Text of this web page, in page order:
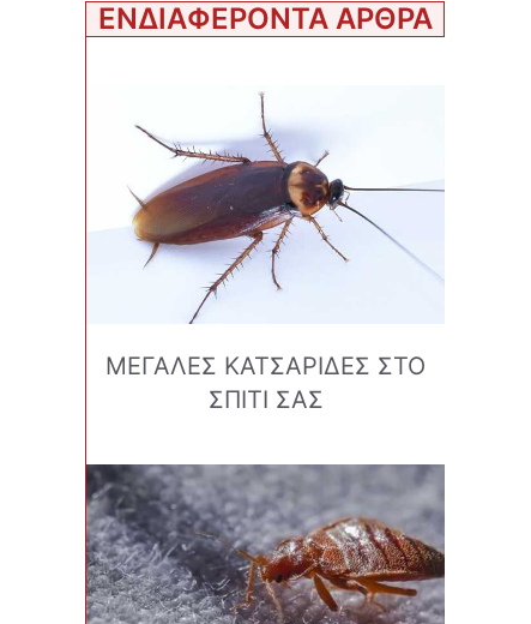
ΕΝΔΙΑΦΕΡΟΝΤΑ ΑΡΘΡΑ
ΜΕΓΑΛΕΣ ΚΑΤΣΑΡΙΔΕΣ ΣΤΟ
ΣΠΙΤΙ ΣΑΣ